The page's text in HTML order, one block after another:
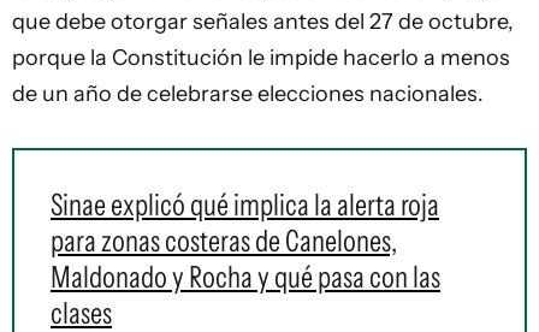
que debe otorgar señales antes del 27 de octubre,
porque la Constitución le impide hacerlo a menos
de un año de celebrarse elecciones nacionales.
Sinae explicó qué implica la alerta roja
para zonas costeras de Canelones,
Maldonado y Rocha y qué pasa con las
clases